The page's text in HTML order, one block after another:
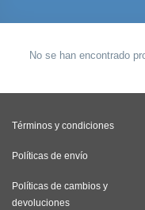
No se han encontrado
Términos y condiciones
Políticas de envío
Políticas de cambios y
devoluciones